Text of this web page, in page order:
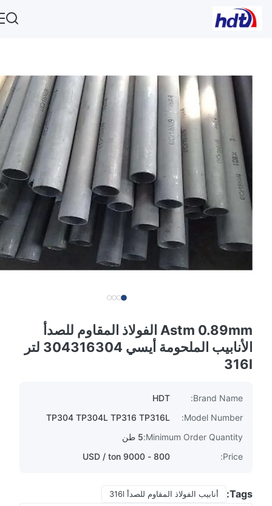
Astm 0.89mm الفولاذ المقاوم للصدأ
الأنابيب الملحومة أيسي 304316304 لتر
316l
Brand Name:
Model Number:
TP304 TP304L TP316 TP316L
Minimum Order Quantity: 5 طن
Price:
Tags:
أنابيب الفولاذ المقاوم للصدأ 316l